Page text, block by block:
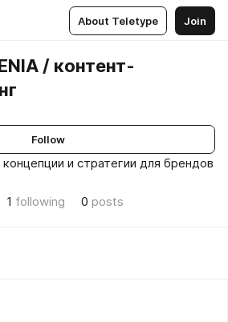
About Teletype Join
/ контент-
Follow
и стратегии для брендов
1 following 0 posts